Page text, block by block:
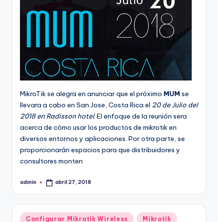
MikroTik se alegra en anunciar que el próximo MUM se
llevara a cabo en San Jose, Costa Rica el 20 de Julio del
2018 en Radisson hotel. El enfoque de la reunión sera
acerca de cómo usar los productos de mikrotik en
diversos entornos y aplicaciones. Por otra parte, se
proporcionarán espacios para que distribuidores y
consultores monten
Publicado
admin abril 27, 2018
Publicado
Configurar Mikrotik Wireless Mikrotik